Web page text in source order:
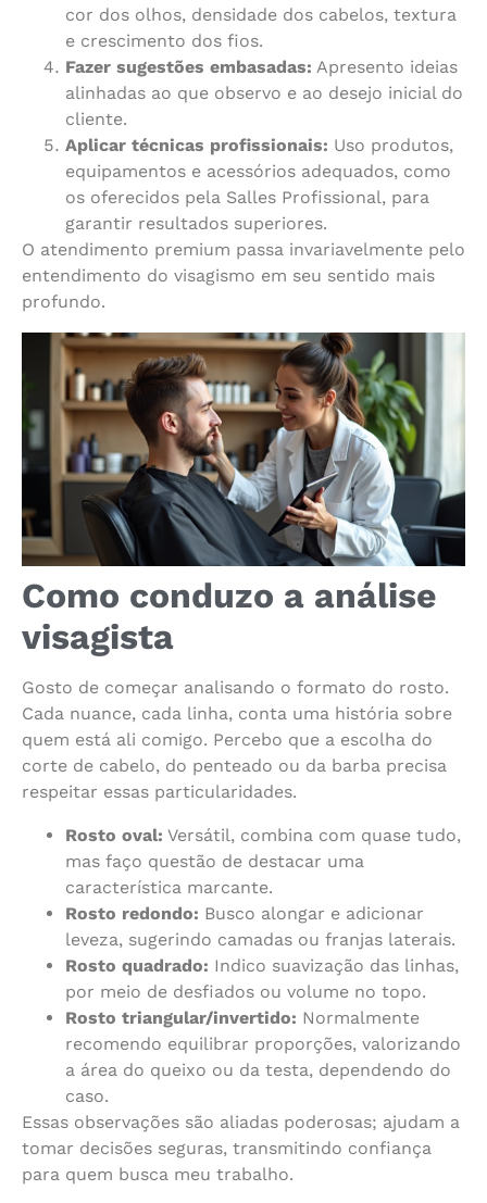
cor dos olhos, densidade dos cabelos, textura
e crescimento dos fios.
Fazer sugestões embasadas: Apresento ideias
alinhadas ao que observo e ao desejo inicial do
cliente.
Aplicar técnicas profissionais: Uso produtos,
equipamentos e acessórios adequados, como
os oferecidos pela Salles Profissional, para
garantir resultados superiores.
O atendimento premium passa invariavelmente pelo
entendimento do visagismo em seu sentido mais
profundo.
Como conduzo a análise
visagista
Gosto de começar analisando o formato do rosto.
Cada nuance, cada linha, conta uma história sobre
quem está ali comigo. Percebo que a escolha do
corte de cabelo, do penteado ou da barba precisa
respeitar essas particularidades.
Rosto oval: Versátil, combina com quase tudo,
mas faço questão de destacar uma
característica marcante.
Rosto redondo: Busco alongar e adicionar
leveza, sugerindo camadas ou franjas laterais.
Rosto quadrado: Indico suavização das linhas,
por meio de desfiados ou volume no topo.
Rosto triangular/invertido: Normalmente
recomendo equilibrar proporções, valorizando
a área do queixo ou da testa, dependendo do
caso.
Essas observações são aliadas poderosas; ajudam a
tomar decisões seguras, transmitindo confiança
para quem busca meu trabalho.